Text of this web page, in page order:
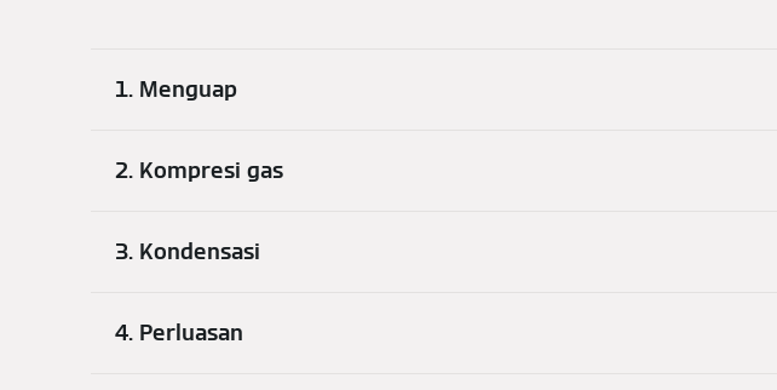
1. Menguap
2. Kompresi gas
3. Kondensasi
4. Perluasan